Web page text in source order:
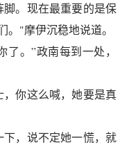
。现在最重要的是保
"摩伊沉稳地说道。
。”政南每到一处，
你这么喊，她要是真
，说不定她一慌，就